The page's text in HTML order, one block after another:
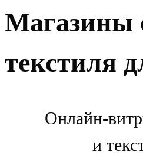
Магазины
текстиля
Онлайн-
и